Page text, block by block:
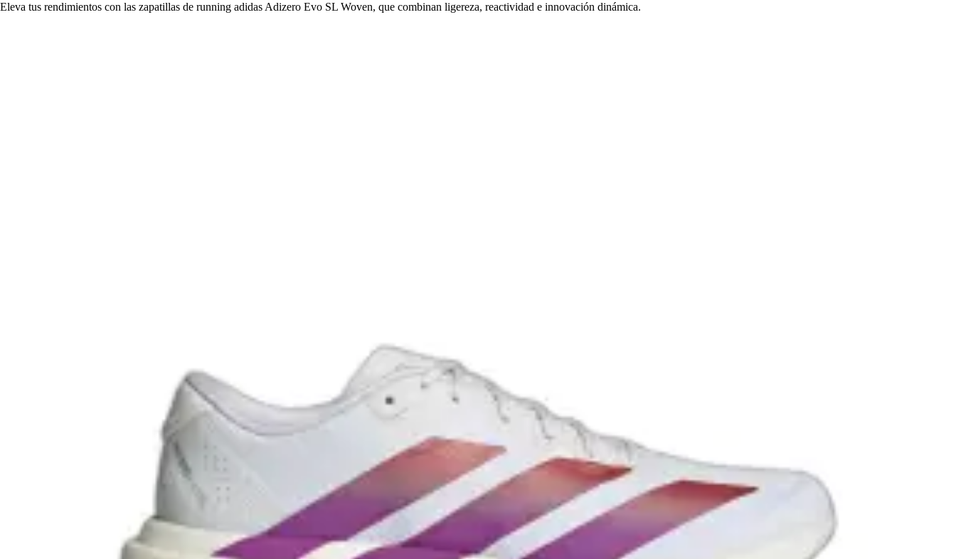
Eleva tus rendimientos con las zapatillas de running adidas Adizero Evo SL Woven, que combinan ligereza, reactividad e innovación dinámica.